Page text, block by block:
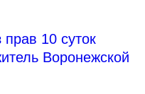
10 суток
Воронежской